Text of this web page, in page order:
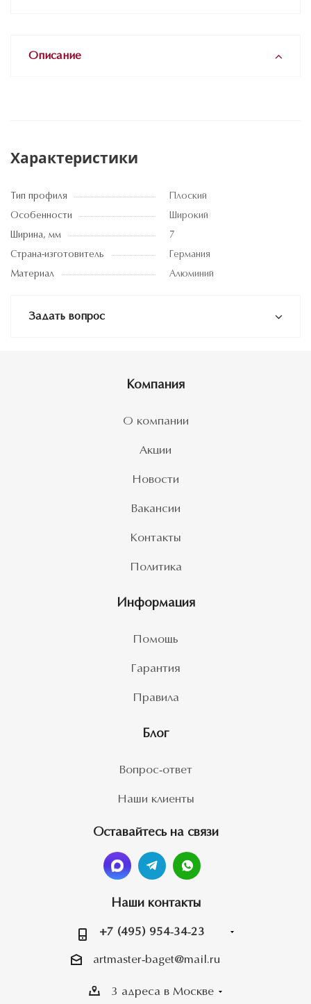
Описание
Характеристики
Тип профиля
Плоский
Особенности
Широкий
Ширина, мм
7
Страна-изготовитель
Германия
Материал
Алюминий
Задать вопрос
Компания
О компании
Акции
Новости
Вакансии
Контакты
Политика
Информация
Помощь
Гарантия
Правила
Блог
Вопрос-ответ
Наши клиенты
Оставайтесь на связи
Наши контакты
+7 (495) 954-34-23
artmaster-baget@mail.ru
3 адреса в Москве